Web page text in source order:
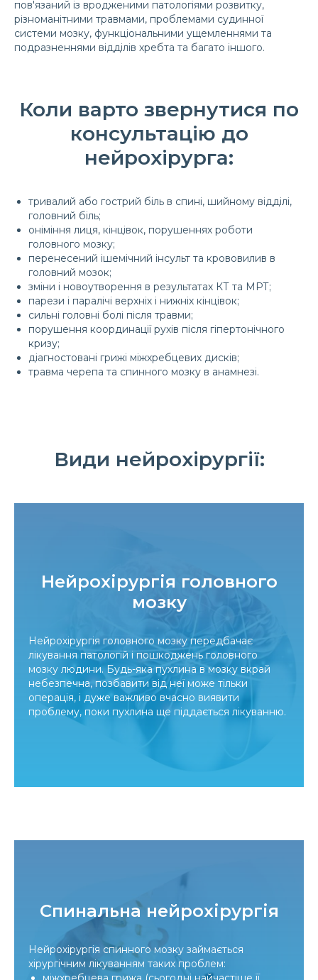
пов'язаний із вродженими патологіями розвитку,
різноманітними травмами, проблемами судинної
системи мозку, функціональними ущемленнями та
подразненнями відділів хребта та багато іншого.
Коли варто звернутися по
консультацію до
нейрохірурга:
тривалий або гострий біль в спині, шийному відділі,
головний біль;
оніміння лиця, кінцівок, порушеннях роботи
головного мозку;
перенесений ішемічний інсульт та крововилив в
головний мозок;
зміни і новоутворення в результатах КТ та МРТ;
парези і паралічі верхніх і нижніх кінцівок;
сильні головні болі після травми;
порушення координації рухів після гіпертонічного
кризу;
діагностовані грижі міжхребцевих дисків;
травма черепа та спинного мозку в анамнезі.
Види нейрохірургії:
Нейрохірургія головного
мозку
Нейрохірургія головного мозку передбачає
лікування патологій і пошкоджень головного
мозку людини. Будь-яка пухлина в мозку вкрай
небезпечна, позбавити від неї може тільки
операція, і дуже важливо вчасно виявити
проблему, поки пухлина ще піддається лікуванню.
Спинальна нейрохірургія
Нейрохірургія спинного мозку займається
хірургічним лікуванням таких проблем: